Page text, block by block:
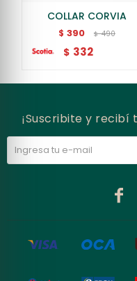
COLLAR CORVIA
$ 390 $ 490
$ 332
¡Suscribite y recibí
